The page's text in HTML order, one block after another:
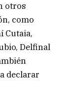
otros
como
Cutaia,
Delfinal
declarar